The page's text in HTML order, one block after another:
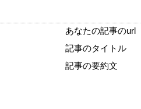
あなたの記事のurl
記事のタイトル
記事の要約文